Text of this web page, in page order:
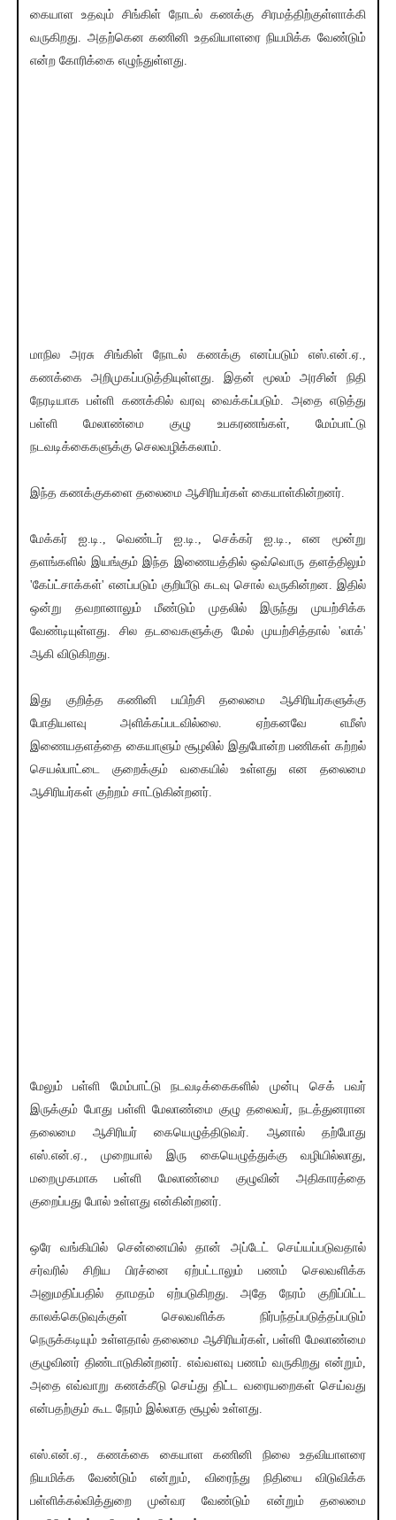
கையாள உதவும் சிங்கிள் நோடல் கணக்கு சிரமத்திற்குள்ளாக்கி
வருகிறது. அதற்கென கணினி உதவியாளரை நியமிக்க வேண்டும்
என்ற கோரிக்கை எழுந்துள்ளது.
மாநில அரசு சிங்கிள் நோடல் கணக்கு எனப்படும் எஸ்.என்.ஏ.,
கணக்கை அறிமுகப்படுத்தியுள்ளது. இதன் மூலம் அரசின் நிதி
நேரடியாக பள்ளி கணக்கில் வரவு வைக்கப்படும். அதை எடுத்து
பள்ளி மேலாண்மை குழு உபகரணங்கள், மேம்பாட்டு
நடவடிக்கைகளுக்கு செலவழிக்கலாம்.
இந்த கணக்குகளை தலைமை ஆசிரியர்கள் கையாள்கின்றனர்.
மேக்கர் ஐ.டி., வெண்டர் ஐ.டி., செக்கர் ஐ.டி., என மூன்று
தளங்களில் இயங்கும் இந்த இணையத்தில் ஒவ்வொரு தளத்திலும்
'கேப்ட்சாக்கள்' எனப்படும் குறியீடு கடவு சொல் வருகின்றன. இதில்
ஒன்று தவறானாலும் மீண்டும் முதலில் இருந்து முயற்சிக்க
வேண்டியுள்ளது. சில தடவைகளுக்கு மேல் முயற்சித்தால் 'லாக்'
ஆகி விடுகிறது.
இது குறித்த கணினி பயிற்சி தலைமை ஆசிரியர்களுக்கு
போதியளவு அளிக்கப்படவில்லை. ஏற்கனவே எமீஸ்
இணையதளத்தை கையாளும் சூழலில் இதுபோன்ற பணிகள் கற்றல்
செயல்பாட்டை குறைக்கும் வகையில் உள்ளது என தலைமை
ஆசிரியர்கள் குற்றம் சாட்டுகின்றனர்.
மேலும் பள்ளி மேம்பாட்டு நடவடிக்கைகளில் முன்பு செக் பவர்
இருக்கும் போது பள்ளி மேலாண்மை குழு தலைவர், நடத்துனரான
தலைமை ஆசிரியர் கையெழுத்திடுவர். ஆனால் தற்போது
எஸ்.என்.ஏ., முறையால் இரு கையெழுத்துக்கு வழியில்லாது,
மறைமுகமாக பள்ளி மேலாண்மை குழுவின் அதிகாரத்தை
குறைப்பது போல் உள்ளது என்கின்றனர்.
ஒரே வங்கியில் சென்னையில் தான் அப்டேட் செய்யப்படுவதால்
சர்வரில் சிறிய பிரச்னை ஏற்பட்டாலும் பணம் செலவளிக்க
அனுமதிப்பதில் தாமதம் ஏற்படுகிறது. அதே நேரம் குறிப்பிட்ட
காலக்கெடுவுக்குள் செலவளிக்க நிர்பந்தப்படுத்தப்படும்
நெருக்கடியும் உள்ளதால் தலைமை ஆசிரியர்கள், பள்ளி மேலாண்மை
குழுவினர் திண்டாடுகின்றனர். எவ்வளவு பணம் வருகிறது என்றும்,
அதை எவ்வாறு கணக்கீடு செய்து திட்ட வரையறைகள் செய்வது
என்பதற்கும் கூட நேரம் இல்லாத சூழல் உள்ளது.
எஸ்.என்.ஏ., கணக்கை கையாள கணினி நிலை உதவியாளரை
நியமிக்க வேண்டும் என்றும், விரைந்து நிதியை விடுவிக்க
பள்ளிக்கல்வித்துறை முன்வர வேண்டும் என்றும் தலைமை